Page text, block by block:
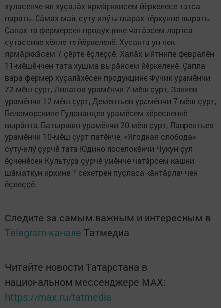
хуласенче ял хуçалăх ярмăрккисем йӗркелесе татса
парать. Сăмах май, суту-илӳ ытларах кӗркунне пырать.
Çапах та фермерсен продукцине чатăрсем ларт­са
сутассине хӗлле те йӗркеленӗ. Хусанта ун пек
ярмăрккăсем 7 çӗрте ӗçлеççӗ. Халăх ыйтнипе февралӗн
11-мӗшӗнчен тата хушма вырăнсем йӗркеленӗ. Çапла
вара фермер хуçалăхӗсен продукцине Фучик урамӗнчи
72-мӗш çурт, Липатов урамӗнчи 7-мӗш çурт, Закиев
урамӗнчи 12-мӗш çурт, Дементьев урамӗнчи 7-мӗш çурт,
Беломорскипе Гудованцев урамӗсем хӗресленнӗ
вырăнта, Батыршин урамӗнчи 20-мӗш çурт, Лаврентьев
урамӗнчи 10-мӗш çурт патӗнче, «Ягодная слобода»
суту-илӳ çурчӗ тата Юдино поселокӗнчи Чукун çул
ӗçченӗсен Культура çурчӗ умӗнче чатăрсем кашни
шăматкун ирхине 7 сехетрен пуçласа кăнтăрлаччен
ӗçлеççӗ.
Следите за самым важным и интересным в
Telegram-канале Татмедиа
Читайте новости Татарстана в
национальном мессенджере MАХ:
https://max.ru/tatmedia